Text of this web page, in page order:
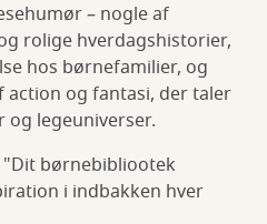
– nogle af
rolige hverdagshistorier,
hos børnefamilier, og
og fantasi, der taler
legeuniverser.
børnebibliootek
i indbakken hver